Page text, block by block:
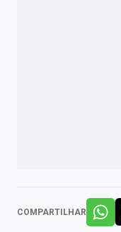
COMPARTILHAR